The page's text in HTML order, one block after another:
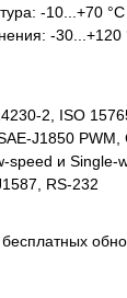
-10...+70 °C
-30...+120
ISO
и
RS‑232
бесплатных